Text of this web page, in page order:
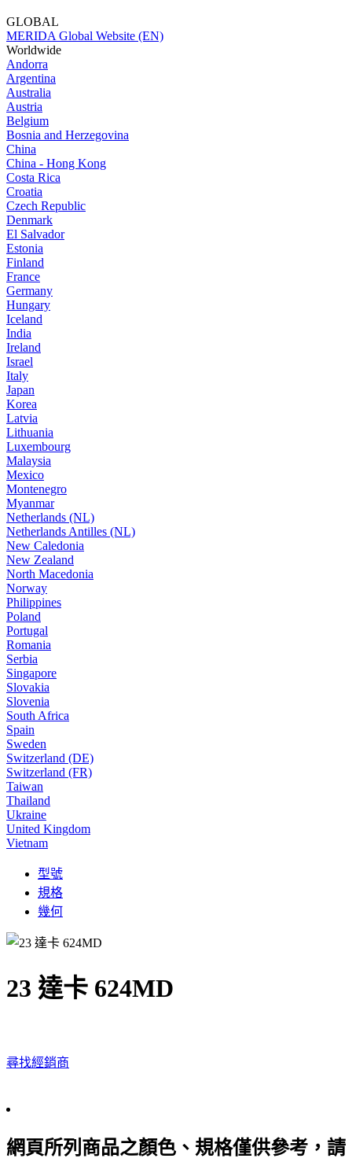
GLOBAL
MERIDA Global Website (EN)
Worldwide
Andorra
Argentina
Australia
Austria
Belgium
Bosnia and Herzegovina
China
China - Hong Kong
Costa Rica
Croatia
Czech Republic
Denmark
El Salvador
Estonia
Finland
France
Germany
Hungary
Iceland
India
Ireland
Israel
Italy
Japan
Korea
Latvia
Lithuania
Luxembourg
Malaysia
Mexico
Montenegro
Myanmar
Netherlands (NL)
Netherlands Antilles (NL)
New Caledonia
New Zealand
North Macedonia
Norway
Philippines
Poland
Portugal
Romania
Serbia
Singapore
Slovakia
Slovenia
South Africa
Spain
Sweden
Switzerland (DE)
Switzerland (FR)
Taiwan
Thailand
Ukraine
United Kingdom
Vietnam
型號
規格
幾何
23 達卡 624MD
尋找經銷商
網頁所列商品之顏色、規格僅供參考，請